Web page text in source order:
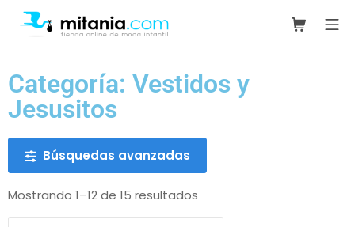
Categoría: Vestidos y
Jesusitos
Búsquedas avanzadas
Mostrando 1–12 de 15 resultados